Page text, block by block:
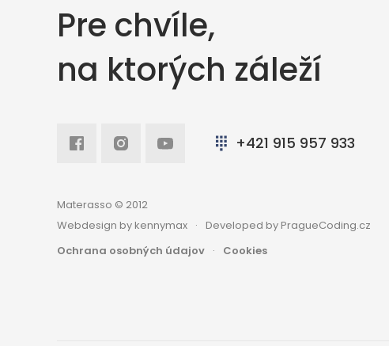
Pre chvíle,
na ktorých záleží
+421 915 957 933
Materasso © 2012
Webdesign by kennymax
Developed by PragueCoding.cz
Ochrana osobných údajov
Cookies